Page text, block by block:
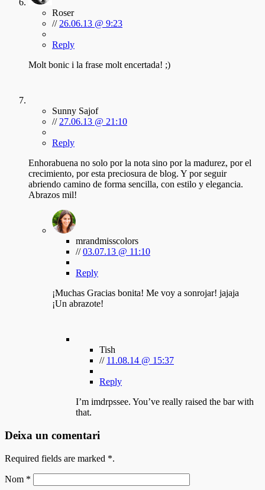
Roser
// 26.06.13 @ 9:23
Reply
Molt bonic i la frase molt encertada! ;)
Sunny Sajof
// 27.06.13 @ 21:10
Reply
Enhorabuena no solo por la nota sino por la madurez, por el
crecimiento, por esta preciosura de blog. Y por seguir
abriendo camino de forma sencilla, con estilo y elegancia.
Abrazos mil!
mrandmisscolors
//03.07.13 @ 11:10
Reply
¡Muchas Gracias bonita! Me voy a sonrojar! jajaja
¡Un abrazote!
Tish
// 11.08.14 @ 15:37
Reply
I’m imdrpssee. You’ve really raised the bar with
that.
Deixa un comentari
Required fields are marked *.
Nom *